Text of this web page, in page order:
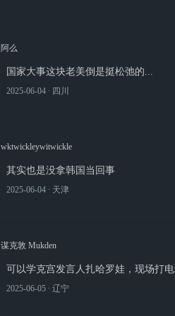
阿么
国家大事这块老美倒是挺松弛的...
2025-06-04 ∙ 四川
wktwickleywitwickle
其实也是没拿韩国当回事
2025-06-04 ∙ 天津
谋克敦 Mukden
可以学克宫发言人扎哈罗娃，现场打
2025-06-05 ∙ 辽宁